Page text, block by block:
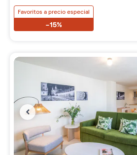
Favoritos a precio especial
-15%